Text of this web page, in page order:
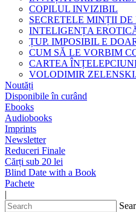
COPILUL INVIZIBIL
SECRETELE MINȚII
INTELIGENȚA
ȚUP. IMPOSIBIL E
CUM SĂ LE VORBIM
CARTEA
VOLODIMIR
Noutăți
Disponibile în curând
Ebooks
Audiobooks
Imprints
Newsletter
Reduceri Finale
Cărți sub 20 lei
Blind Date with a Book
Pachete
|